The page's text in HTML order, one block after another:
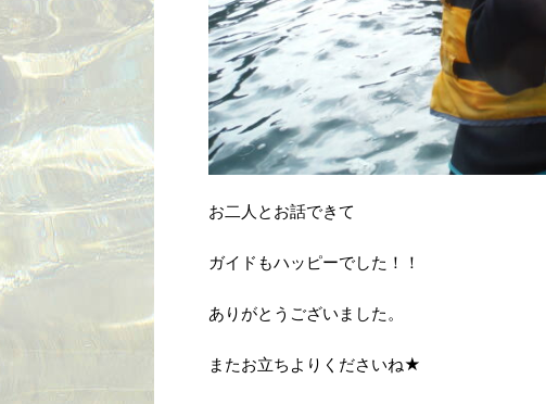
お二人とお話できて
ガイドもハッピーでした！！
ありがとうございました。
またお立ちよりくださいね★